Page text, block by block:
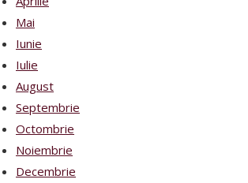
Mai
Iunie
Iulie
August
Septembrie
Octombrie
Noiembrie
Decembrie